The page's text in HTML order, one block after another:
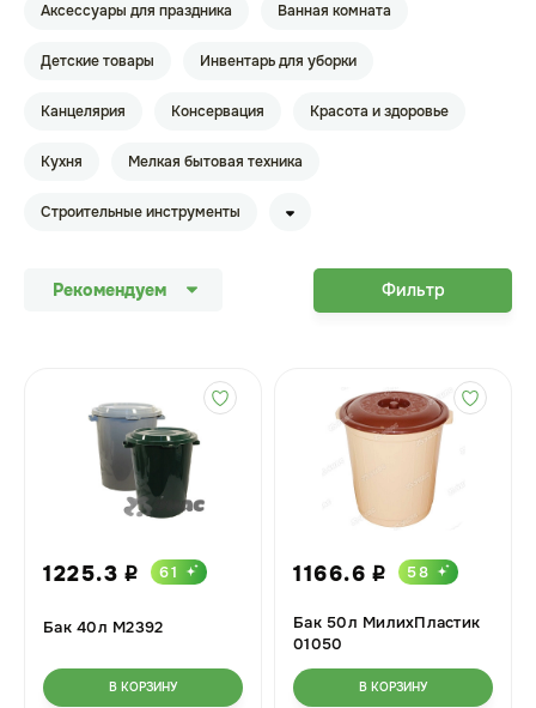
Аксессуары для праздника Ванная комната
Детские товары Инвентарь для уборки
Канцелярия Консервация Красота и здоровье
Кухня Мелкая бытовая техника
Строительные инструменты
Рекомендуем Фильтр
1225.3 i 61
Бак 40л М2392
В КОРЗИНУ
1166.6 i 58
Бак 50л МилихПластик
01050
В КОРЗИНУ